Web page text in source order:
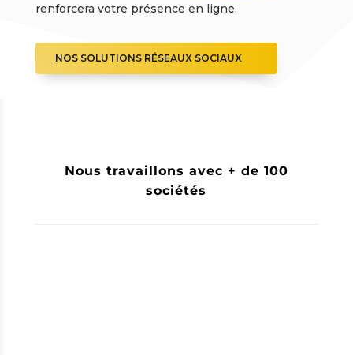
renforcera votre présence en ligne.
NOS SOLUTIONS RÉSEAUX SOCIAUX
Nous travaillons avec + de 100
sociétés